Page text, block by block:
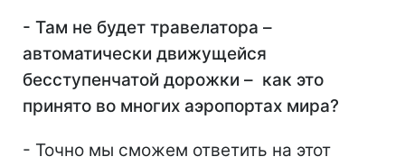
- Там не будет травелатора –
автоматически движущейся
бесступенчатой дорожки – как это
принято во многих аэропортах мира?
- Точно мы сможем ответить на этот